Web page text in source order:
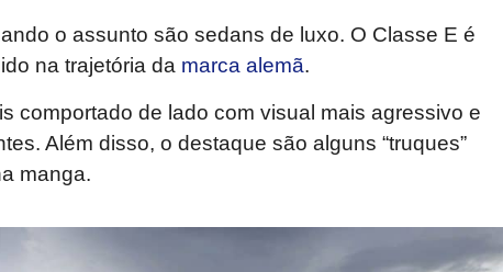
o assunto são sedans de luxo. O Classe E é
na trajetória da marca alemã.
comportado de lado com visual mais agressivo e
Além disso, o destaque são alguns “truques”
manga.